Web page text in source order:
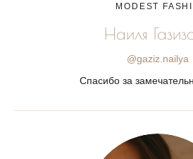
MODEST
Наиля
@gaziz.nailya
Спасибо за